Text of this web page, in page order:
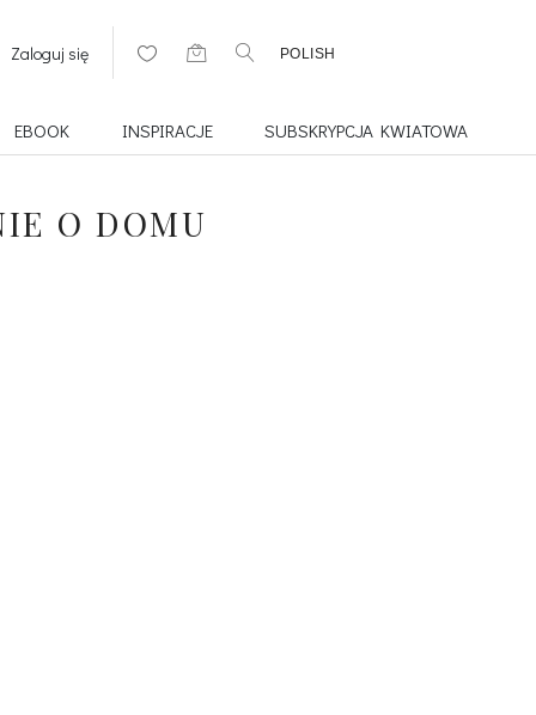
Zaloguj się POLISH
EBOOK INSPIRACJE SUBSKRYPCJA KWIATOWA
O DOMU